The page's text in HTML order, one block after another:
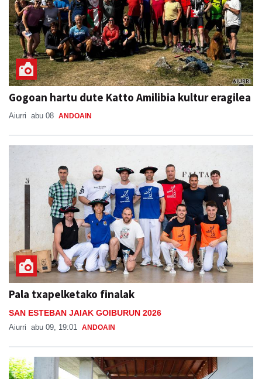
Gogoan hartu dute Katto Amilibia kultur eragilea
Aiurri abu 08 ANDOAIN
Pala txapelketako finalak
SAN ESTEBAN JAIAK GOIBURUN 2026
Aiurri abu 09, 19:01 ANDOAIN